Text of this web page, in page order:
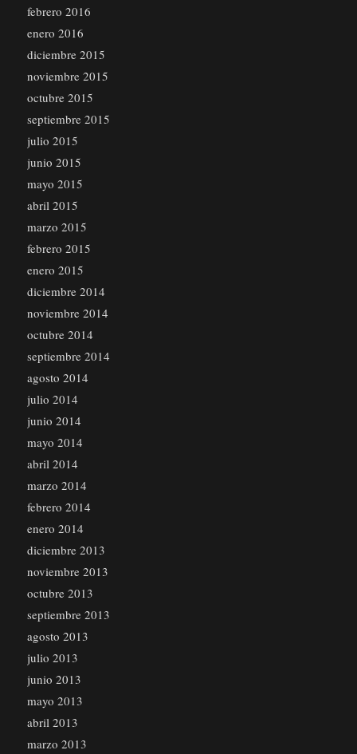
febrero 2016
enero 2016
diciembre 2015
noviembre 2015
octubre 2015
septiembre 2015
julio 2015
junio 2015
mayo 2015
abril 2015
marzo 2015
febrero 2015
enero 2015
diciembre 2014
noviembre 2014
octubre 2014
septiembre 2014
agosto 2014
julio 2014
junio 2014
mayo 2014
abril 2014
marzo 2014
febrero 2014
enero 2014
diciembre 2013
noviembre 2013
octubre 2013
septiembre 2013
agosto 2013
julio 2013
junio 2013
mayo 2013
abril 2013
marzo 2013